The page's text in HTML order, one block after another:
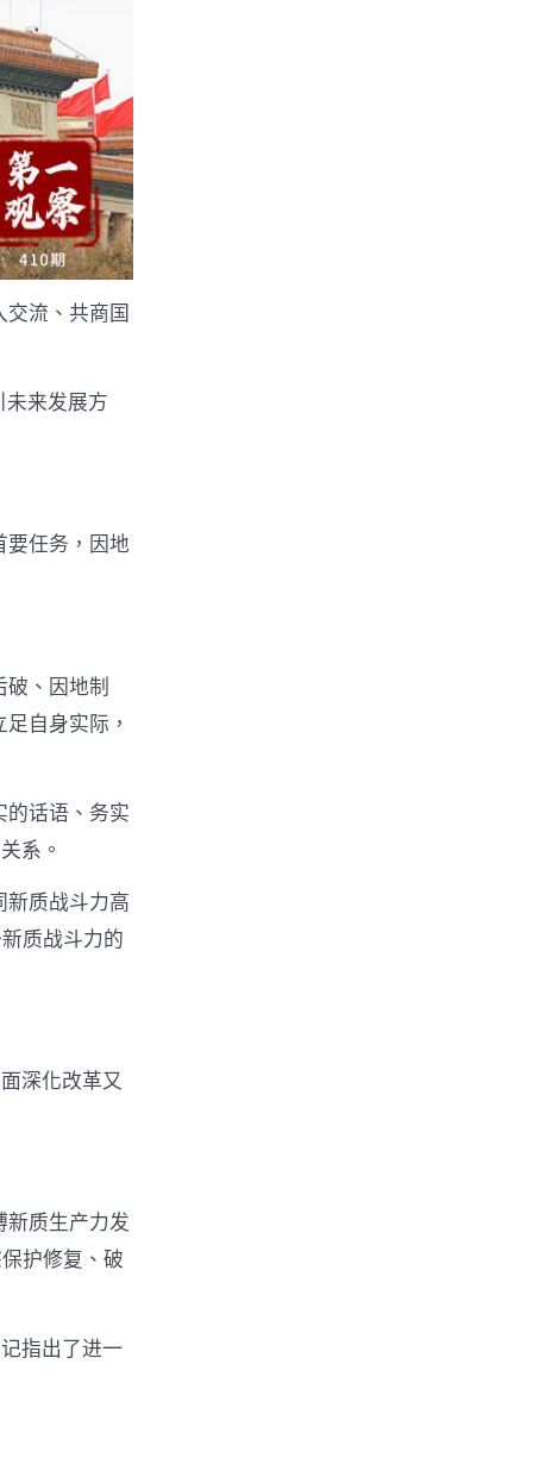
流、共商国
来发展方
要任务，因地
、因地制
自身实际，
的话语、务实
系。
新质战斗力高
质战斗力的
深化改革又
新质生产力发
护修复、破
指出了进一